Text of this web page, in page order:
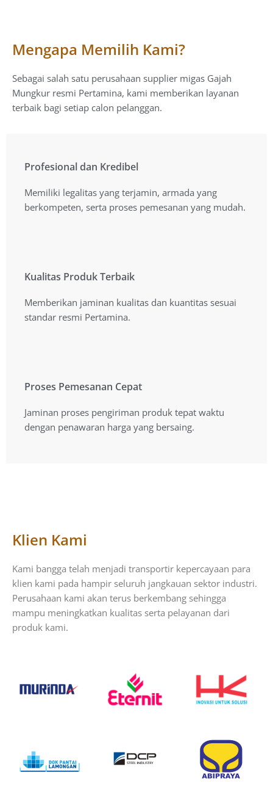
Mengapa Memilih Kami?
Sebagai salah satu perusahaan supplier migas Gajah
Mungkur resmi Pertamina, kami memberikan layanan
terbaik bagi setiap calon pelanggan.
Profesional dan Kredibel
Memiliki legalitas yang terjamin, armada yang
berkompeten, serta proses pemesanan yang mudah.
Profesional dan Kredibel
Memiliki legalitas yang terjamin, armada yang
berkompeten, serta proses pemesanan yang mudah.
Kualitas Produk Terbaik
Memberikan jaminan kualitas dan kuantitas sesuai
standar resmi Pertamina.
Kualitas Produk Terbaik
Memberikan jaminan kualitas dan kuantitas sesuai
standart resmi Pertamina.
Proses Pemesanan Cepat
Jaminan proses pengiriman produk tepat waktu
dengan penawaran harga yang bersaing.
Proses Pemesanan Cepat
Jaminan proses pengiriman produk tepat waktu
dengan penawaran harga yang bersaing.
Klien Kami
Kami bangga telah menjadi transportir kepercayaan para
klien kami pada hampir seluruh jangkauan sektor industri.
Perusahaan kami akan terus berkembang sehingga
mampu meningkatkan kualitas serta pelayanan dari
produk kami.